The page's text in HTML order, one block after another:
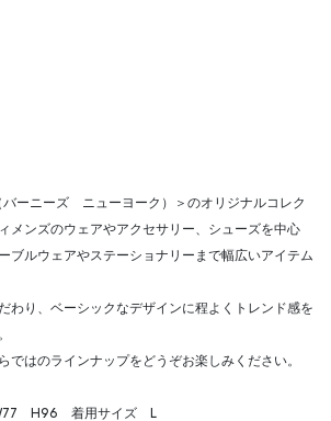
バーニーズ ニューヨーク）＞のオリジナルコレク
メンズのウェアやアクセサリー、シューズを中心
ブルウェアやステーショナリーまで幅広いアイテム
わり、ベーシックなデザインに程よくトレンド感を
ではのラインナップをどうぞお楽しみください。
H96 着用サイズ L